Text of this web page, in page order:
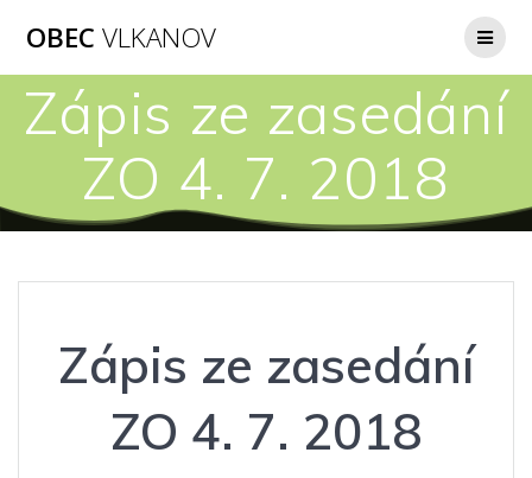
OBEC VLKANOV
Zápis ze zasedání
ZO 4. 7. 2018
Zápis ze zasedání
ZO 4. 7. 2018